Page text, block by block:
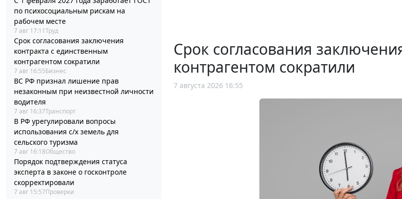
по психосоциальным рискам на
рабочем месте
7 авг 17:11Труд
Срок согласования заключения
контракта с единственным
контрагентом сократили
7 авг 16:55Бизнес
ВС РФ признал лишение прав
незаконным при неизвестной личности
водителя
7 авг 16:37Транспорт
В РФ урегулировали вопросы
использования с/х земель для
сельского туризма
7 авг 16:18Общество
Порядок подтверждения статуса
эксперта в законе о госконтроле
скорректировали
7 авг 15:57Проверки
Срок согласования
контрагентом сократили
7 августа 2026 16:55